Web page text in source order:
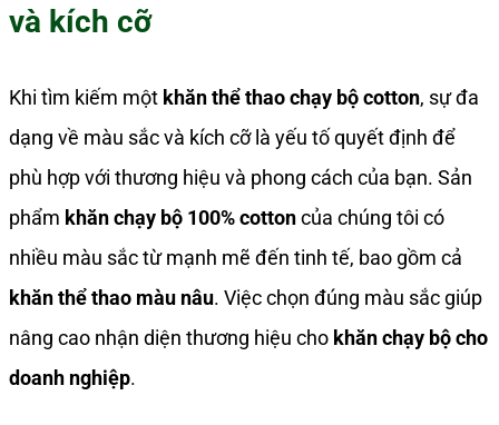
và kích cỡ
Khi tìm kiếm một khăn thể thao chạy bộ cotton, sự đa
dạng về màu sắc và kích cỡ là yếu tố quyết định để
phù hợp với thương hiệu và phong cách của bạn. Sản
phẩm khăn chạy bộ 100% cottoncủa chúng tôi có
nhiều màu sắc từ mạnh mẽ đến tinh tế, bao gồm cả
khăn thể thao màu nâu. Việc chọn đúng màu sắc giúp
nâng cao nhận diện thương hiệu cho khăn chạy bộ cho
doanh nghiệp.